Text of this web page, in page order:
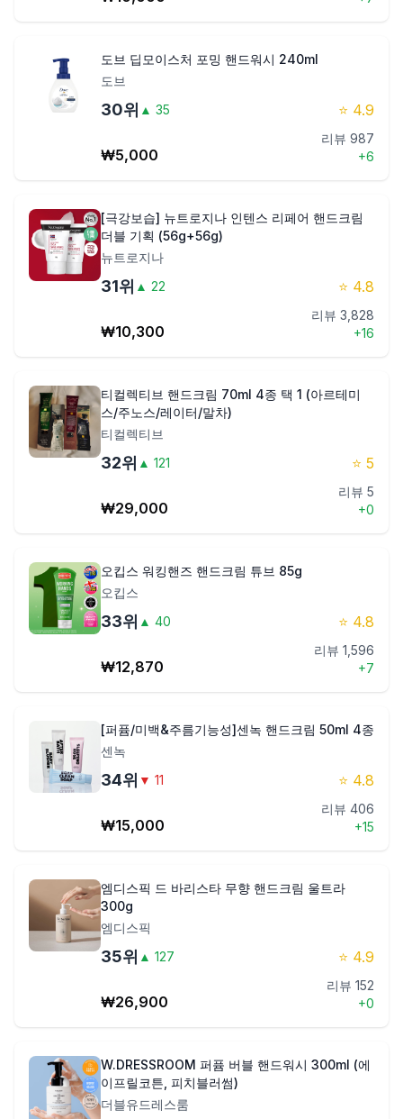
도브 딥모이스처 포밍 핸드워시 240ml
도브
30위 ▲ 35 ⭐ 4.9
₩5,000
리뷰 987
+6
[극강보습] 뉴트로지나 인텐스 리페어 핸드크림
더블 기획 (56g+56g)
뉴트로지나
31위 ▲ 22 ⭐ 4.8
₩10,300
리뷰 3,828
+16
티컬렉티브 핸드크림 70ml 4종 택 1 (아르테미
스/주노스/레이터/말차)
티컬렉티브
32위 ▲ 121 ⭐ 5
₩29,000
리뷰 5
+0
오킵스 워킹핸즈 핸드크림 튜브 85g
오킵스
33위 ▲ 40 ⭐ 4.8
₩12,870
리뷰 1,596
+7
[퍼퓸/미백&주름기능성]센녹 핸드크림 50ml 4종
센녹
34위 ▼ 11 ⭐ 4.8
₩15,000
리뷰 406
+15
엠디스픽 드 바리스타 무향 핸드크림 울트라
300g
엠디스픽
35위 ▲ 127 ⭐ 4.9
₩26,900
리뷰 152
+0
W.DRESSROOM 퍼퓸 버블 핸드워시 300ml (에
이프릴코튼, 피치블러썸)
더블유드레스룸